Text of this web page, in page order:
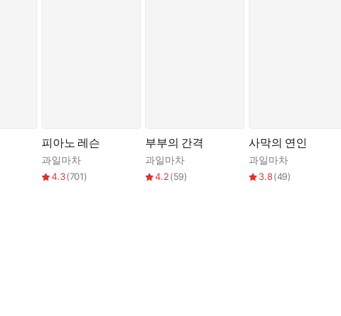
피아노 레슨
과일마차
4.3(701)
부부의 간격
과일마차
4.2(59)
사막의 연인
과일마차
3.8(49)